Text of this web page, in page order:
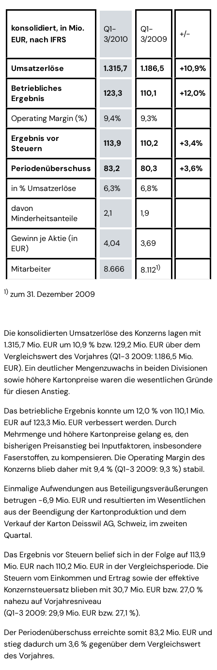
konsolidiert, in Mio.
EUR, nach IFRS
Q1-
3/2010
Q1-
3/2009
+/-
Umsatzerlöse 1.315,7 1.186,5
+10,9%
Betriebliches
Ergebnis
123,3 110,1 +12,0%
Operating Margin (%) 9,4%
9,3%
Ergebnis vor
Steuern
113,9 110,2 +3,4%
Periodenüberschuss 83,2 80,3
+3,6%
in % Umsatzerlöse
6,3%
6,8%
davon
Minderheitsanteile
2,1 1,9
Gewinn je Aktie (in
EUR)
4,04 3,69
Mitarbeiter 8.666 8.1121)
1) zum 31. Dezember 2009
Die konsolidierten Umsatzerlöse des Konzerns lagen mit
1.315,7 Mio. EUR um 10,9 % bzw. 129,2 Mio. EUR über dem
Vergleichswert des Vorjahres (Q1-3 2009: 1.186,5 Mio.
EUR). Ein deutlicher Mengenzuwachs in beiden Divisionen
sowie höhere Kartonpreise waren die wesentlichen Gründe
für diesen Anstieg.
Das betriebliche Ergebnis konnte um 12,0 % von 110,1 Mio.
EUR auf 123,3 Mio. EUR verbessert werden. Durch
Mehrmenge und höhere Kartonpreise gelang es, den
bisherigen Preisanstieg bei Inputfaktoren, insbesondere
Faserstoffen, zu kompensieren. Die Operating Margin des
Konzerns blieb daher mit 9,4 % (Q1-3 2009: 9,3 %) stabil.
Einmalige Aufwendungen aus Beteiligungsveräußerungen
betrugen -6,9 Mio. EUR und resultierten im Wesentlichen
aus der Beendigung der Kartonproduktion und dem
Verkauf der Karton Deisswil AG, Schweiz, im zweiten
Quartal.
Das Ergebnis vor Steuern belief sich in der Folge auf 113,9
Mio. EUR nach 110,2 Mio. EUR in der Vergleichsperiode. Die
Steuern vom Einkommen und Ertrag sowie der effektive
Konzernsteuersatz blieben mit 30,7 Mio. EUR bzw. 27,0 %
nahezu auf Vorjahresniveau
(Q1-3 2009: 29,9 Mio. EUR bzw. 27,1 %).
Der Periodenüberschuss erreichte somit 83,2 Mio. EUR und
stieg dadurch um 3,6 % gegenüber dem Vergleichswert
des Vorjahres.